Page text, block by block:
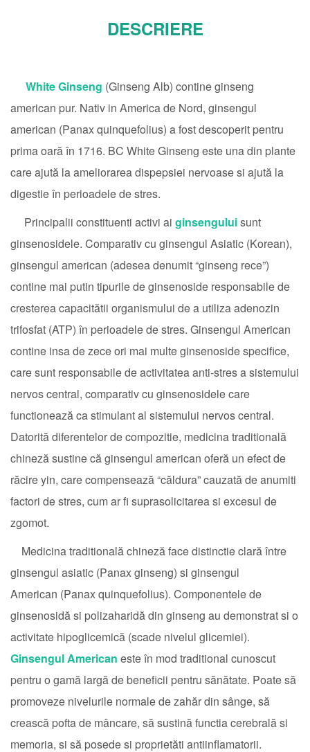
DESCRIERE
White Ginseng (Ginseng Alb) contine ginseng
american pur. Nativ in America de Nord, ginsengul
american (Panax quinquefolius) a fost descoperit pentru
prima oară în 1716. BC White Ginseng este una din plante
care ajută la ameliorarea dispepsiei nervoase si ajută la
digestie în perioadele de stres.
Principalii constituenti activi ai ginsenguluisunt
ginsenosidele. Comparativ cu ginsengul Asiatic (Korean),
ginsengul american (adesea denumit “ginseng rece”)
contine mai putin tipurile de ginsenoside responsabile de
cresterea capacitătii organismului de a utiliza adenozin
trifosfat (ATP) în perioadele de stres. Ginsengul American
contine insa de zece ori mai multe ginsenoside specifice,
care sunt responsabile de activitatea anti-stres a sistemului
nervos central, comparativ cu ginsenosidele care
functionează ca stimulant al sistemului nervos central.
Datorită diferentelor de compozitie, medicina traditională
chineză sustine că ginsengul american oferă un efect de
răcire yin, care compensează “căldura” cauzată de anumiti
factori de stres, cum ar fi suprasolicitarea si excesul de
zgomot.
Medicina traditională chineză face distinctie clară între
ginsengul asiatic (Panax ginseng) si ginsengul
American (Panax quinquefolius). Componentele de
ginsenosidă si polizaharidă din ginseng au demonstrat si o
activitate hipoglicemică (scade nivelul glicemiei).
Ginsengul American este în mod traditional cunoscut
pentru o gamă largă de beneficii pentru sănătate. Poate să
promoveze nivelurile normale de zahăr din sânge, să
crească pofta de mâncare, să sustină functia cerebrală si
memoria, si să posede si proprietăti antiinflamatorii.